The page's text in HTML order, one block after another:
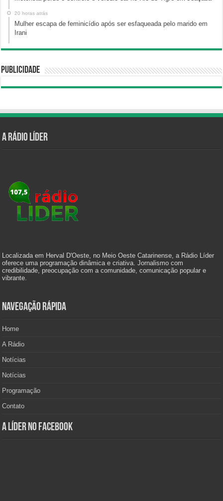
20 horas atrás
Mulher escapa de feminicídio após ser esfaqueada pelo marido em
Irani
Publicidade
A Rádio Líder
Localizada em Herval D'Oeste, no Meio Oeste Catarinense, a Rádio Líder
oferece uma programação dinâmica e criativa. Jornalismo com
credibilidade, preocupação com a comunidade, comunicação popular e
vibrante.
Navegação Rápida
Home
A Rádio
Notícias
Notícias
Programação
Contato
A Líder no Facebook